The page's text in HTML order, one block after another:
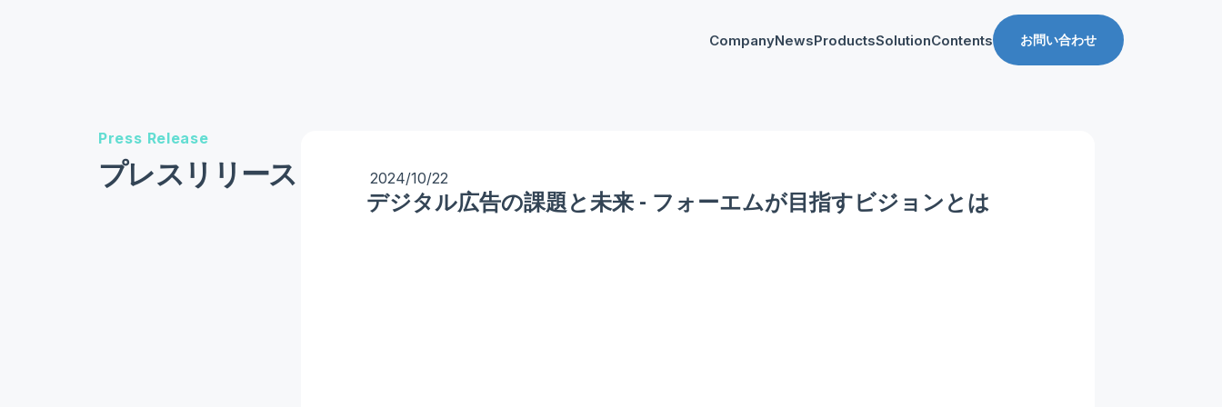
CompanyNewsProductsSolution
マーケティング支援
Contents お問い合わせ
Press Release
プレスリリース 2024/10/22
デジタル広告の課題と未来 - フォーエムが目指すビジョンとは